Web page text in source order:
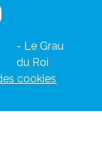
- Le Grau
du Roi
cookies